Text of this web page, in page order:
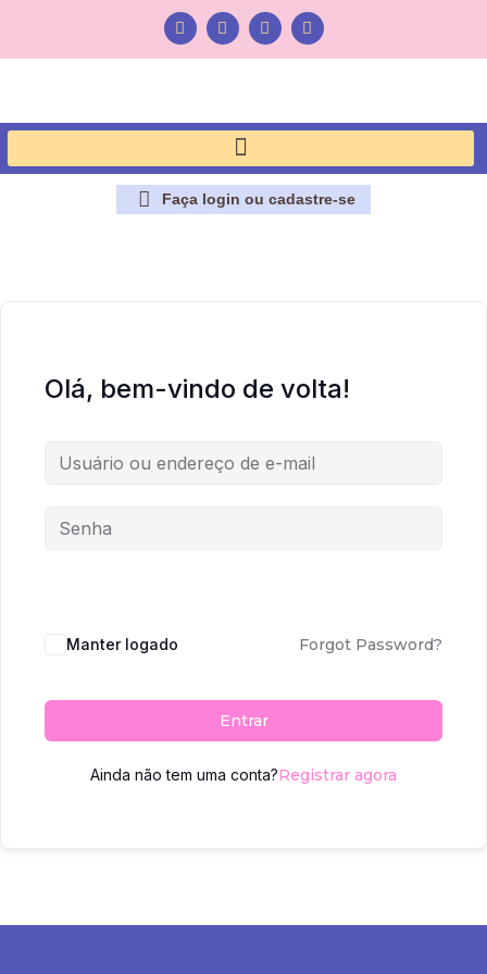
Faça login ou cadastre-se
Olá, bem-vindo de volta!
Manter logado Forgot Password?
Entrar
Ainda não tem uma conta?Registrar agora